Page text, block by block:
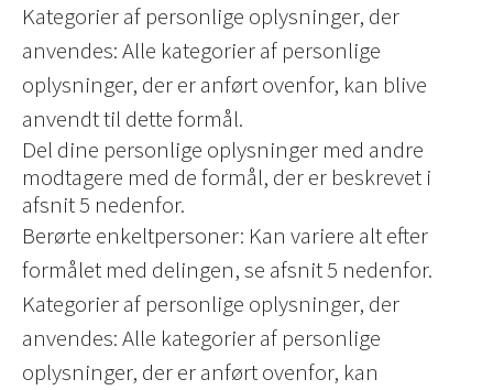
Kategorier af personlige oplysninger, der
anvendes: Alle kategorier af personlige
oplysninger, der er anført ovenfor, kan blive
anvendt til dette formål.
Del dine personlige oplysninger med andre
modtagere med de formål, der er beskrevet i
afsnit 5 nedenfor.
Berørte enkeltpersoner: Kan variere alt efter
formålet med delingen, se afsnit 5 nedenfor.
Kategorier af personlige oplysninger, der
anvendes: Alle kategorier af personlige
oplysninger, der er anført ovenfor, kan